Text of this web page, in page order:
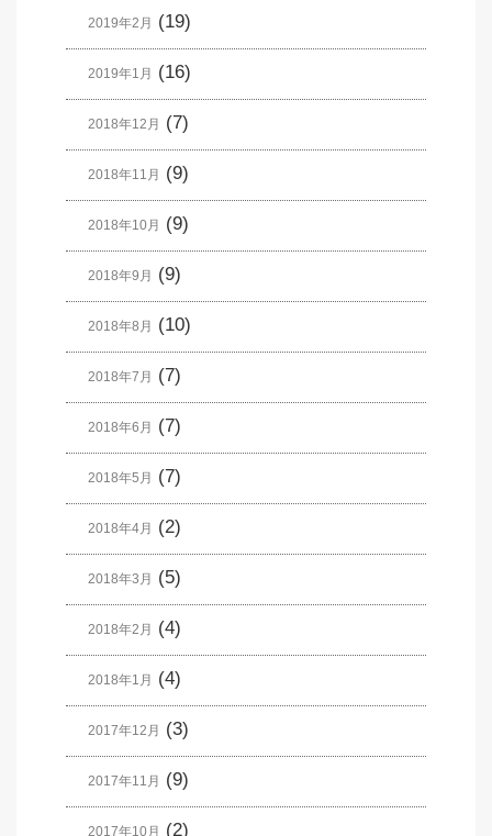
2019年2月 (19)
2019年1月 (16)
2018年12月 (7)
2018年11月 (9)
2018年10月 (9)
2018年9月 (9)
2018年8月 (10)
2018年7月 (7)
2018年6月 (7)
2018年5月 (7)
2018年4月 (2)
2018年3月 (5)
2018年2月 (4)
2018年1月 (4)
2017年12月 (3)
2017年11月 (9)
2017年10月 (2)